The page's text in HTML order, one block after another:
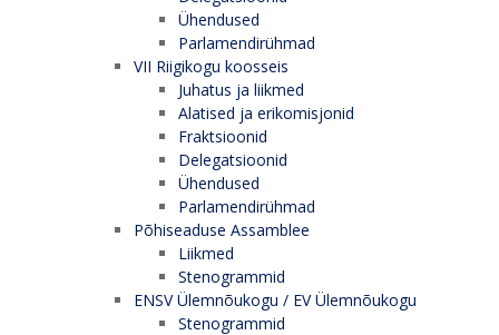
Ühendused
Parlamendirühmad
VII Riigikogu koosseis
Juhatus ja liikmed
Alatised ja erikomisjonid
Fraktsioonid
Delegatsioonid
Ühendused
Parlamendirühmad
Põhiseaduse Assamblee
Liikmed
Stenogrammid
ENSV Ülemnõukogu / EV Ülemnõukogu
Stenogrammid